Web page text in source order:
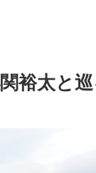
裕太と